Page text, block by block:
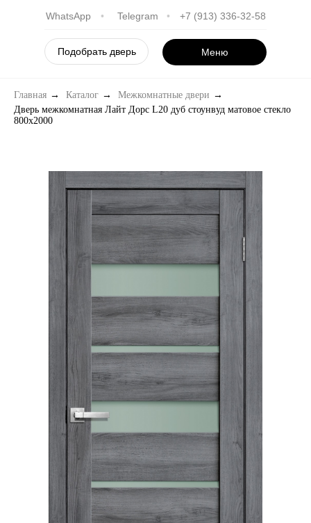
WhatsApp •
Telegram
• +7 (913) 336-32-58
Подобрать дверь Меню
Главная → Каталог → Межкомнатные двери →
Дверь межкомнатная Лайт Дорс L20 дуб стоунвуд матовое стекло
800х2000